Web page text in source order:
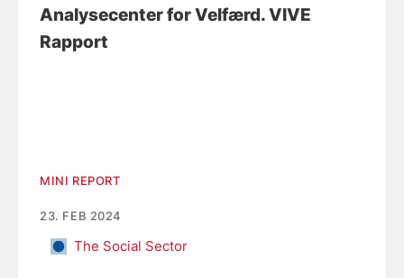
Analysecenter for Velfærd. VIVE
Rapport
MINI REPORT
23. FEB 2024
The Social Sector